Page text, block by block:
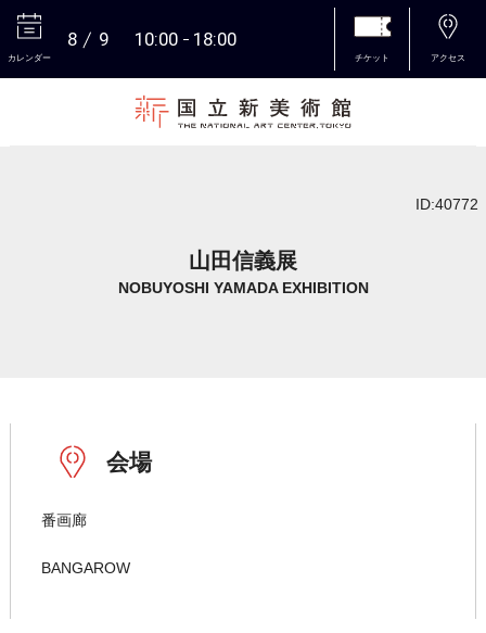
カレンダー
8 9 10:00 18:00
チケット アクセス
ID:40772
山田信義展
NOBUYOSHI YAMADA EXHIBITION
会場
番画廊
BANGAROW